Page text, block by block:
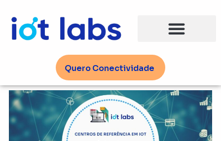
para
Quero Conectividade